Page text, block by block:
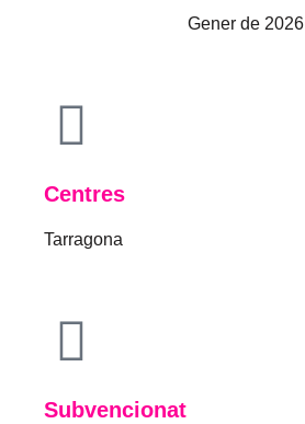
Gener de 2026
Centres
Tarragona
Subvencionat